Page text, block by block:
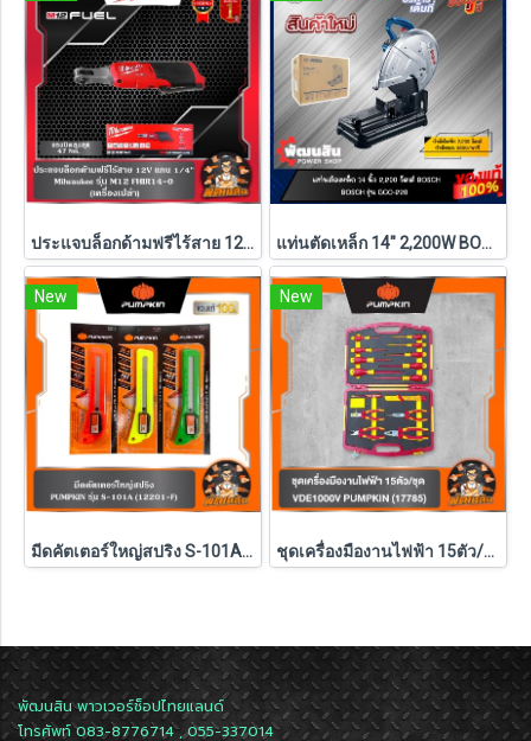
ประแจบล็อกด้ามฟรีไร้สาย 12V 1/4" รุ่น M12 FHIR14-0 (เครื่องเปล่า) แท่นตัดเหล็ก 14" 2,200W BOSCH รุ่น GCO 220 (รับประกันศูนย์ 1 ปี)
New
มีดคัตเตอร์ใหญ่สปริง S-101A PUMPKIN (12201-F) 1ชิ้น คละสี
New
ชุดเครื่องมืองานไฟฟ้า 15ตัว/ชุด VDE1000V PUMPKIN (17785)
พัฒนสิน พาวเวอร์ช็อปไทยแลนด์
โทรศัพท์ 083-8776714 , 055-337014